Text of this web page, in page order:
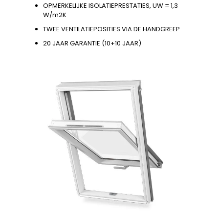
OPMERKELIJKE ISOLATIEPRESTATIES, UW = 1,3
W/m2K
TWEE VENTILATIEPOSITIES VIA DE HANDGREEP
20 JAAR GARANTIE (10+10 JAAR)